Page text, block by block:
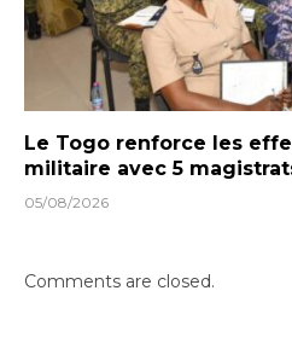
Le Togo renforce les
militaire avec 5
05/08/2026
Comments are closed.